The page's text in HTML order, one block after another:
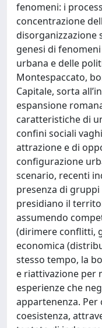
fenomeni: i
concentrazione
disorganizzazione
genesi di
urbana e delle
Montespaccato,
Capitale, sorta
espansione
caratteristiche di
confini sociali
attrazione e di
configurazione
scenario, recenti
presenza di
presidiano il
assumendo
(dirimere conflitti,
economica
stesso tempo, la
e riattivazione per
esperienze che
appartenenza.
coesistenza,